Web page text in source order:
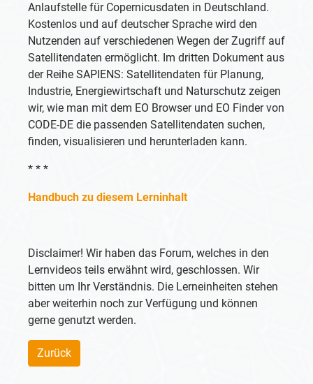
Anlaufstelle für Copernicusdaten in Deutschland.
Kostenlos und auf deutscher Sprache wird den
Nutzenden auf verschiedenen Wegen der Zugriff auf
Satellitendaten ermöglicht. Im dritten Dokument aus
der Reihe SAPIENS: Satellitendaten für Planung,
Industrie, Energiewirtschaft und Naturschutz zeigen
wir, wie man mit dem EO Browser und EO Finder von
CODE-DE die passenden Satellitendaten suchen,
finden, visualisieren und herunterladen kann.
* * *
Handbuch zu diesem Lerninhalt
Disclaimer! Wir haben das Forum, welches in den
Lernvideos teils erwähnt wird, geschlossen. Wir
bitten um Ihr Verständnis. Die Lerneinheiten stehen
aber weiterhin noch zur Verfügung und können
gerne genutzt werden.
Zurück